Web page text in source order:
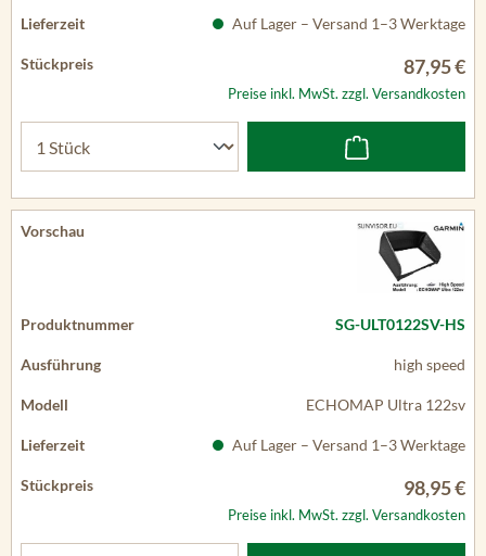
Auf Lager – Versand 1–3 Werktage
87,95 €
Preise inkl. MwSt. zzgl. Versandkosten
SG-ULT0122SV-HS
high speed
ECHOMAP Ultra 122sv
Auf Lager – Versand 1–3 Werktage
98,95 €
Preise inkl. MwSt. zzgl. Versandkosten